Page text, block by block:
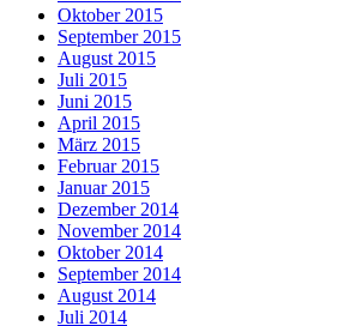
Oktober 2015
September 2015
August 2015
Juli 2015
Juni 2015
April 2015
März 2015
Februar 2015
Januar 2015
Dezember 2014
November 2014
Oktober 2014
September 2014
August 2014
Juli 2014